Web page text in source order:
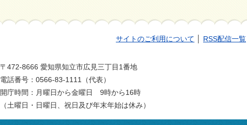
サイトのご利用について RSS配信一覧
〒472-8666 愛知県知立市広見三丁目1番地
電話番号：0566-83-1111（代表）
開庁時間：月曜日から金曜日 9時から16時
（土曜日・日曜日、祝日及び年末年始は休み）